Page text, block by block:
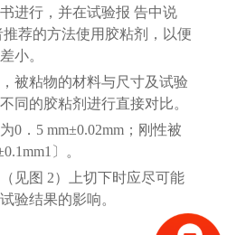
进行，并在试验报 告中说
荐的方法使用胶粘剂，以便
小。
被粘物的材料与尺寸及试验
同的胶粘剂进行直接对比。
0．5 mm±0.02mm；刚性被
〕。
见图 2）上切下时应尽可能
验结果的影响。